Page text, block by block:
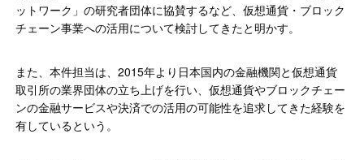
ットワーク」の研究者団体に協賛するなど、仮想通貨・ブロック
チェーン事業への活用について検討してきたと明かす。
また、本件担当は、2015年より日本国内の金融機関と仮想通貨
取引所の業界団体の立ち上げを行い、仮想通貨やブロックチェー
ンの金融サービスや決済での活用の可能性を追求してきた経験を
有しているという。